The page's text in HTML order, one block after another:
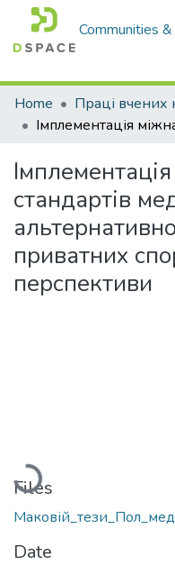
Communities
Home
Праці вчених
стандартів
приватних
перспективи
Loading...
Files
Date